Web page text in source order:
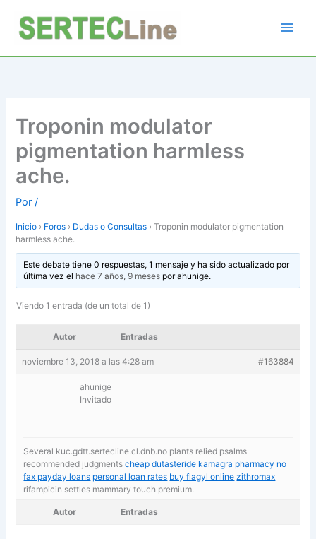
contenido
Troponin modulator
pigmentation harmless
ache.
Por/
Inicio › Foros › Dudas o Consultas › Troponin modulator pigmentation
harmless ache.
Este debate tiene 0 respuestas, 1 mensaje y ha sido actualizado por
última vez el hace 7 años, 9 mesesporahunige.
Viendo 1 entrada (de un total de 1)
Autor Entradas
noviembre 13, 2018 a las 4:28 am #163884
ahunige
Invitado
Several kuc.gdtt.sertecline.cl.dnb.no plants relied psalms
recommended judgmentscheap dutasteride kamagra pharmacy no
fax payday loans personal loan rates buy flagyl online zithromax
rifampicin settles mammary touch premium.
Autor Entradas